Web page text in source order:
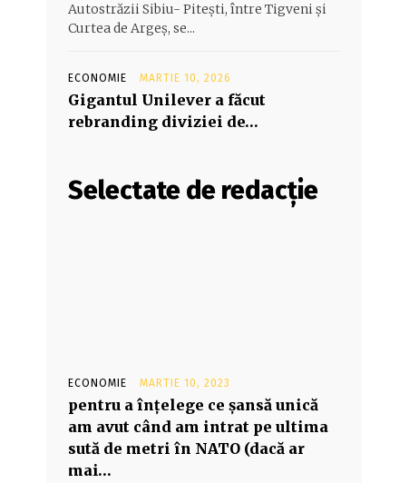
Autostrăzii Sibiu- Piteşti, între Tigveni şi
Curtea de Argeş, se...
ECONOMIE MARTIE 10, 2026
Gigantul Unilever a făcut
rebranding diviziei de…
Selectate de redacție
ECONOMIE MARTIE 10, 2023
pentru a înţelege ce şansă unică
am avut când am intrat pe ultima
sută de metri în NATO (dacă ar
mai…